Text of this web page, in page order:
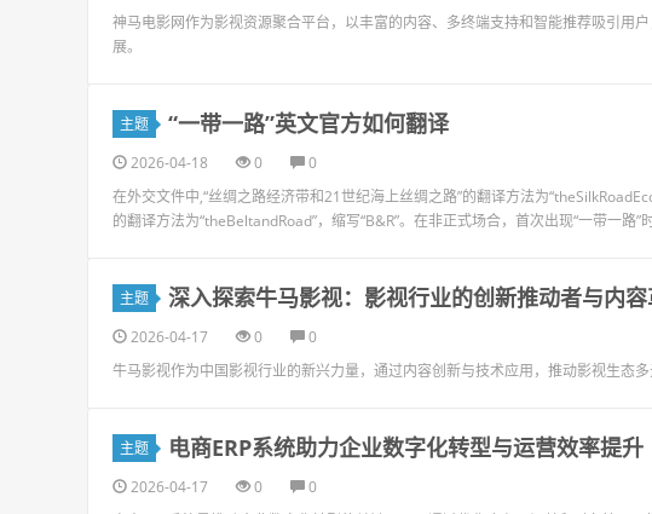
神马电影网作为影视资源聚合平台，以丰富的内容、多终端支持和智能推荐吸引用
展。
主题 “一带一路”英文官方如何翻译
2026-04-18 0
0
在外交文件中,“丝绸之路经济带和21世纪海上丝绸之路”的翻译方法为
的翻译方法为“theBeltandRoad”，缩写“B&R”。在非正式场合，首次出现“一带一路
主题 深入探索牛马影视：影视行业的创新推动者与内
2026-04-17 0
0
牛马影视作为中国影视行业的新兴力量，通过内容创新与技术应用，推动影视生态
主题 电商ERP系统助力企业数字化转型与运营效率提升
2026-04-17 0
0